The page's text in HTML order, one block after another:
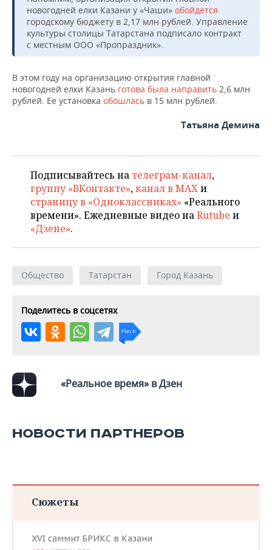
новогодней елки Казани у «Чаши» обойдется
городскому бюджету в 2,17 млн рублей. Управление
культуры столицы Татарстана подписало контракт
с местным ООО «Пропраздник».
В этом году на организацию открытия главной
новогодней елки Казань готова была направить 2,6 млн
рублей. Ее установка обошлась в 15 млн рублей.
Татьяна Демина
Подписывайтесь на телеграм-канал,
группу «ВКонтакте»,канал в MAXи
страницу в «Одноклассниках» «Реального
времени». Ежедневные видео наRutube и
«Дзене».
Общество Татарстан Город Казань
Поделитесь в соцсетях
«Реальное время» в Дзен
НОВОСТИ ПАРТНЕРОВ
Сюжеты
XVI саммит БРИКС в Казани